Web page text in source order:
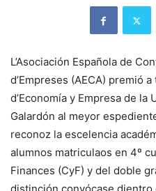
L’Asociación Española de
d’Empreses (AECA) premió
d’Economía y Empresa de la
Galardón al meyor
reconoz la escelencia
alumnos matriculaos en 4º
Finances (CyF) y del doble